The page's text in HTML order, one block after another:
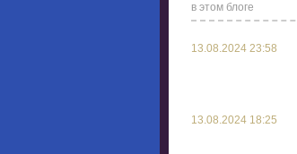
в этом блоге
13.08.2024 23:58
13.08.2024 18:25